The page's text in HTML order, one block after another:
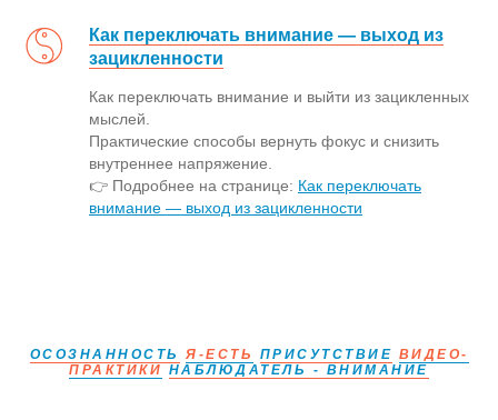
Как переключать внимание — выход из
зацикленности
Как переключать внимание и выйти из зацикленных
мыслей.
Практические способы вернуть фокус и снизить
внутреннее напряжение.
👉 Подробнее на странице: Как переключать
внимание — выход из зацикленности
ОСОЗНАННОСТЬ Я-ЕСТЬ ПРИСУТСТВИЕ ВИДЕО-
ПРАКТИКИ НАБЛЮДАТЕЛЬ - ВНИМАНИЕ